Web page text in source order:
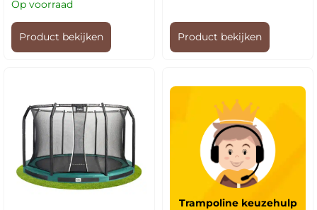
Op voorraad
Product bekijken Product bekijken
Trampoline keuzehulp